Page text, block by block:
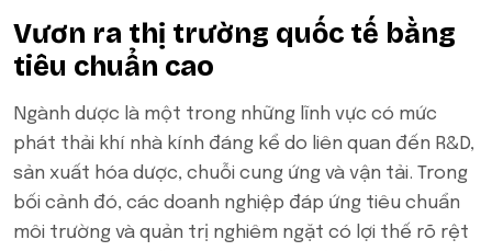
Vươn ra thị trường quốc tế bằng
tiêu chuẩn cao
Ngành dược là một trong những lĩnh vực có mức
phát thải khí nhà kính đáng kể do liên quan đến R&D,
sản xuất hóa dược, chuỗi cung ứng và vận tải. Trong
bối cảnh đó, các doanh nghiệp đáp ứng tiêu chuẩn
môi trường và quản trị nghiêm ngặt có lợi thế rõ rệt